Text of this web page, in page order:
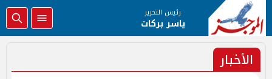
رئيس التحرير
ياسر بركات
الأخبار